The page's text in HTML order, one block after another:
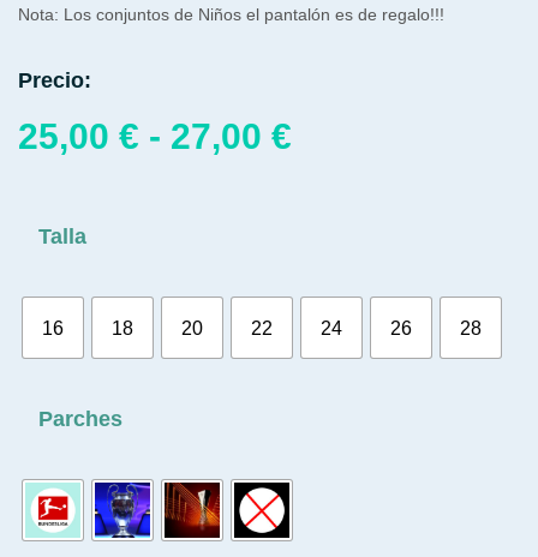
Nota: Los conjuntos de Niños el pantalón es de regalo!!!
Precio:
25,00 € - 27,00 €
Talla
16 18 20 22 24 26 28
Parches